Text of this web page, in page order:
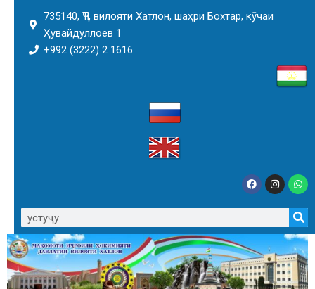
735140, ҶТ, вилояти Хатлон, шаҳри Бохтар, кӯчаи
Ҳувайдуллоев 1
+992 (3222) 2 1616